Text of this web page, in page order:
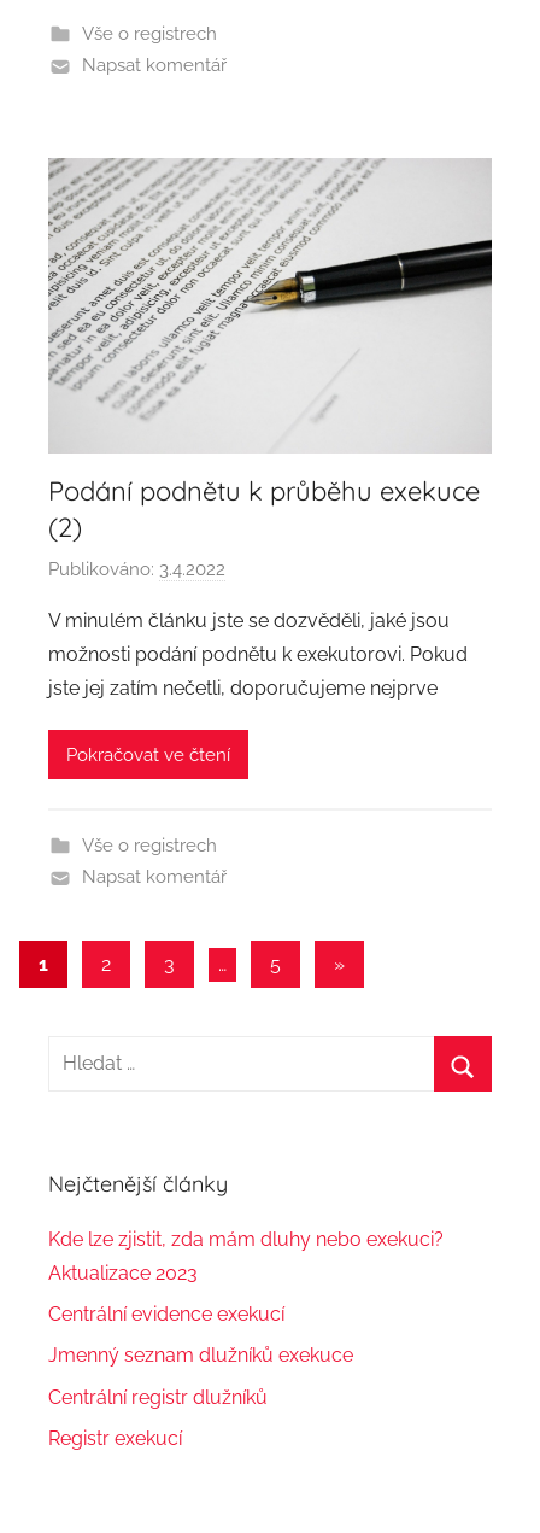
Vše o registrech
Napsat komentář
Podání podnětu k průběhu exekuce
(2)
Publikováno: 3.4.2022
t
o
r
:
a
V minulém článku jste se dozvěděli, jaké jsou
možnosti podání podnětu k exekutorovi. Pokud
jste jej zatím nečetli, doporučujeme nejprve
Pokračovat ve čtení
Vše o registrech
Napsat komentář
Navigace
příspěvky
1 2 3 … 5
Další
»
a
Nejčtenější články
Kde lze zjistit, zda mám dluhy nebo exekuci?
Aktualizace 2023
Centrální evidence exekucí
Jmenný seznam dlužníků exekuce
Centrální registr dlužníků
Registr exekucí